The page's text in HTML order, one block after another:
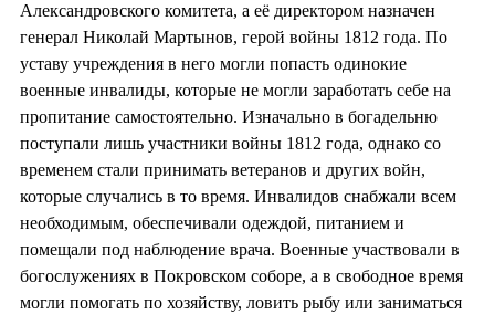
Александровского комитета, а её директором назначен
генерал Николай Мартынов, герой войны 1812 года. По
уставу учреждения в него могли попасть одинокие
военные инвалиды, которые не могли заработать себе на
пропитание самостоятельно. Изначально в богадельню
поступали лишь участники войны 1812 года, однако со
временем стали принимать ветеранов и других войн,
которые случались в то время. Инвалидов снабжали всем
необходимым, обеспечивали одеждой, питанием и
помещали под наблюдение врача. Военные участвовали в
богослужениях в Покровском соборе, а в свободное время
могли помогать по хозяйству, ловить рыбу или заниматься